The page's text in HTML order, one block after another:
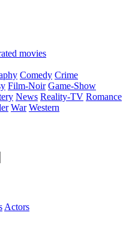
movies
Comedy Crime
Film-Noir Game-Show
News Reality-TV Romance
War Western
Actors